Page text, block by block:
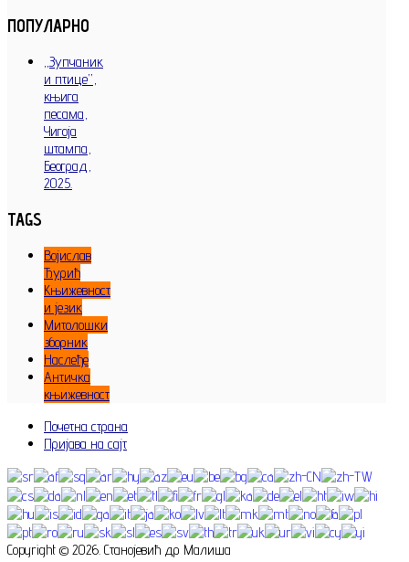
ПОПУЛАРНО
„Зупчаник
и птице”,
књига
песама,
Чигоја
штампа,
Београд,
2025.
TAGS
Војислав
Ђурић
Књижевност
и језик
Митолошки
зборник
Наслеђе
Античка
књижевност
Почетна страна
Пријава на сајт
Copyright © 2026. Станојевић др Малиша